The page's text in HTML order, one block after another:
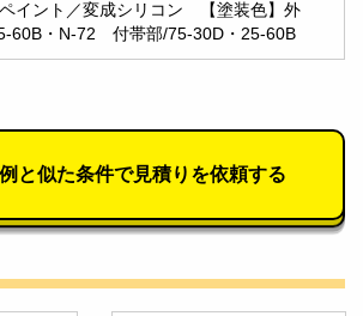
イント／変成シリコン　【塗装色】外
60B・N-72　付帯部/75-30D・25-60B
と似た条件で見積りを依頼する